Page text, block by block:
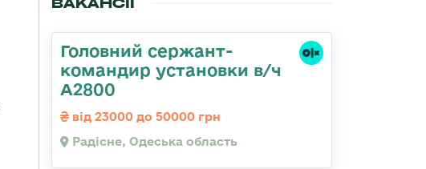
Головний сержант-
командир установки в/ч
А2800
від 23000 до 50000 грн
Радісне, Одеська область